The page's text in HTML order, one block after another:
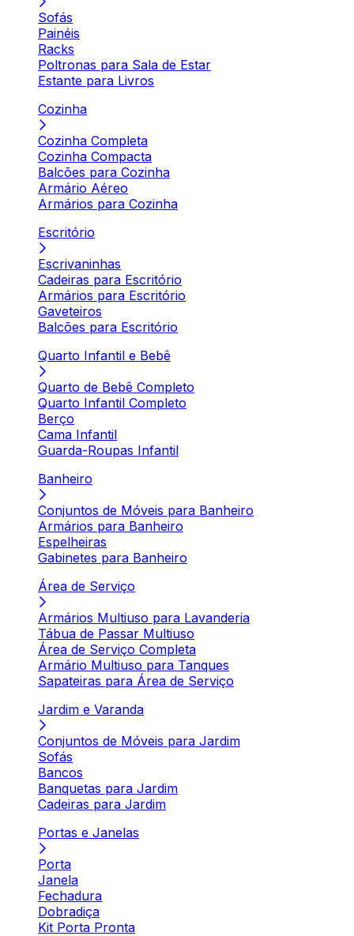
Sofás
Painéis
Racks
Poltronas para Sala de Estar
Estante para Livros
Cozinha
Cozinha Completa
Cozinha Compacta
Balcões para Cozinha
Armário Aéreo
Armários para Cozinha
Escritório
Escrivaninhas
Cadeiras para Escritório
Armários para Escritório
Gaveteiros
Balcões para Escritório
Quarto Infantil e Bebê
Quarto de Bebê Completo
Quarto Infantil Completo
Berço
Cama Infantil
Guarda-Roupas Infantil
Banheiro
Conjuntos de Móveis para Banheiro
Armários para Banheiro
Espelheiras
Gabinetes para Banheiro
Área de Serviço
Armários Multiuso para Lavanderia
Tábua de Passar Multiuso
Área de Serviço Completa
Armário Multiuso para Tanques
Sapateiras para Área de Serviço
Jardim e Varanda
Conjuntos de Móveis para Jardim
Sofás
Bancos
Banquetas para Jardim
Cadeiras para Jardim
Portas e Janelas
Porta
Janela
Fechadura
Dobradiça
Kit Porta Pronta